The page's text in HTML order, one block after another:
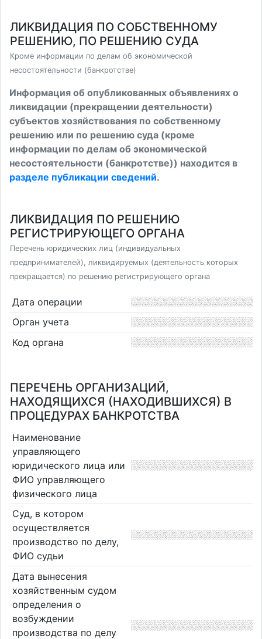
ЛИКВИДАЦИЯ ПО СОБСТВЕННОМУ
РЕШЕНИЮ, ПО РЕШЕНИЮ СУДА
Кроме информации по делам об экономической
несостоятельности (банкротстве)
Информация об опубликованных объявлениях о
ликвидации (прекращении деятельности)
субъектов хозяйствования по собственному
решению или по решению суда (кроме
информации по делам об экономической
несостоятельности (банкротстве)) находится в
разделе публикации сведений.
ЛИКВИДАЦИЯ ПО РЕШЕНИЮ
РЕГИСТРИРУЮЩЕГО ОРГАНА
Перечень юридических лиц (индивидуальных
предпринимателей), ликвидируемых (деятельность которых
прекращается) по решению регистрирующего органа
Дата операции
Орган учета
Код органа
ПЕРЕЧЕНЬ ОРГАНИЗАЦИЙ,
НАХОДЯЩИХСЯ (НАХОДИВШИХСЯ) В
ПРОЦЕДУРАХ БАНКРОТСТВА
Наименование
управляющего
юридического лица или
ФИО управляющего
физического лица
Суд, в котором
осуществляется
производство по делу,
ФИО судьи
Дата вынесения
хозяйственным судом
определения о
возбуждении
производства по делу